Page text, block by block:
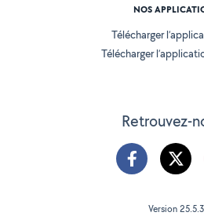
Retrouvez-
NOS
Télécharger
Télécharger
Version 25.5.3